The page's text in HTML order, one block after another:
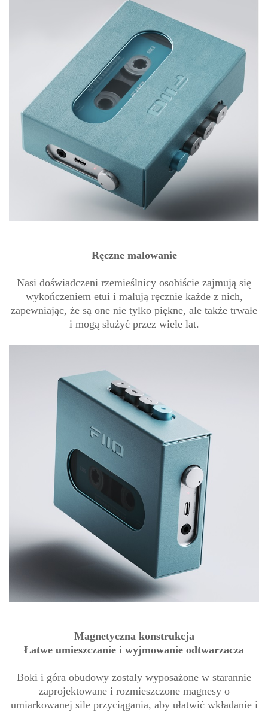
Ręczne malowanie
Nasi doświadczeni rzemieślnicy osobiście zajmują się
wykończeniem etui i malują ręcznie każde z nich,
zapewniając, że są one nie tylko piękne, ale także trwałe
i mogą służyć przez wiele lat.
Magnetyczna konstrukcja
Łatwe umieszczanie i wyjmowanie odtwarzacza
Boki i góra obudowy zostały wyposażone w starannie
zaprojektowane i rozmieszczone magnesy o
umiarkowanej sile przyciągania, aby ułatwić wkładanie i